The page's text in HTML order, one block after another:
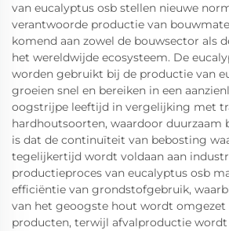
van eucalyptus osb stellen nieuwe
verantwoorde productie van
komend aan zowel de bouwsector als
het wereldwijde ecosysteem. De
worden gebruikt bij de productie van
groeien snel en bereiken in een
oogstrijpe leeftijd in vergelijking met
hardhoutsoorten, waardoor duurzaam
is dat de continuïteit van bebosting
tegelijkertijd wordt voldaan aan
productieproces van eucalyptus osb
efficiëntie van grondstofgebruik,
van het geoogste hout wordt omgezet
producten, terwijl afvalproductie